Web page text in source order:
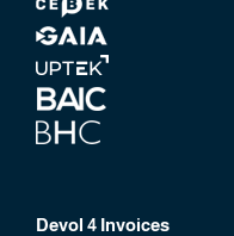
Devol 4 Invoices